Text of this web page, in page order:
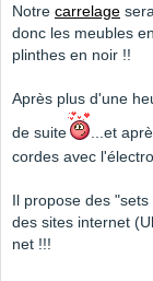
Notre carrelage
donc les meubles
plinthes en noir !!
Après plus d'une
de suite
...et
cordes avec l'électro
Il propose des
des sites internet
net !!!